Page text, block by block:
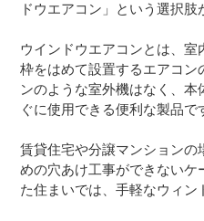
ドウエアコン」という選択肢
ウインドウエアコンとは、
枠をはめて設置するエアコン
ンのような室外機はなく、
ぐに使用できる便利な製品で
賃貸住宅や分譲マンションの
めの穴あけ工事ができないケ
た住まいでは、手軽なウィン